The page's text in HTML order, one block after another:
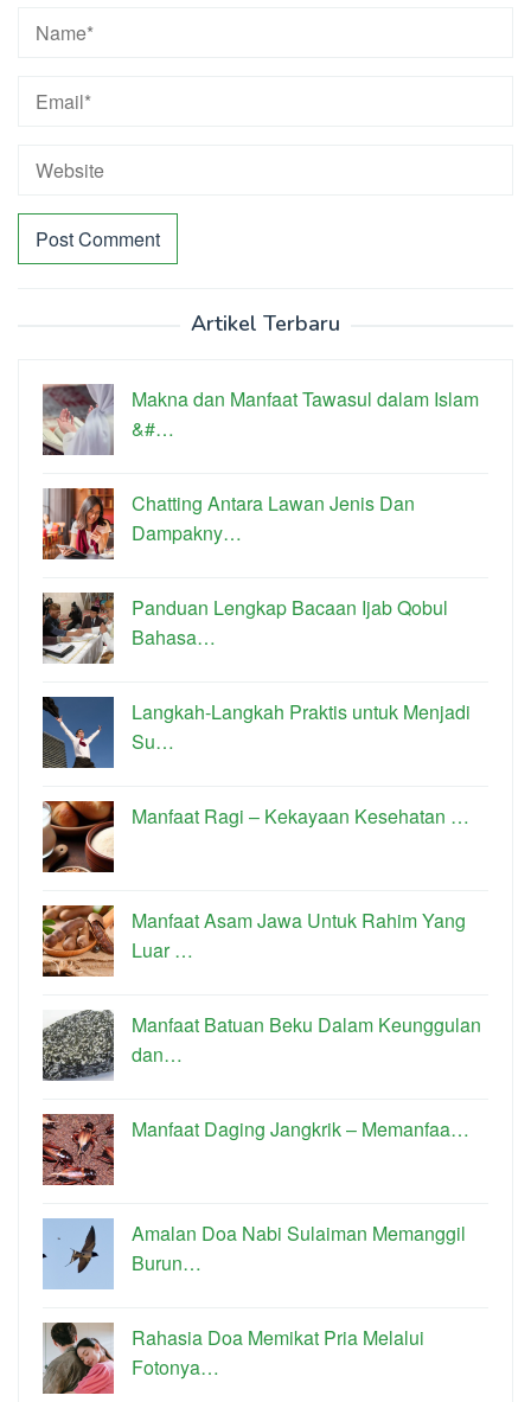
Artikel Terbaru
Makna dan Manfaat Tawasul dalam Islam
&#…
Chatting Antara Lawan Jenis Dan
Dampakny…
Panduan Lengkap Bacaan Ijab Qobul
Bahasa…
Langkah-Langkah Praktis untuk Menjadi
Su…
Manfaat Ragi – Kekayaan Kesehatan …
Manfaat Asam Jawa Untuk Rahim Yang
Luar …
Manfaat Batuan Beku Dalam Keunggulan
dan…
Manfaat Daging Jangkrik – Memanfaa…
Amalan Doa Nabi Sulaiman Memanggil
Burun…
Rahasia Doa Memikat Pria Melalui
Fotonya…